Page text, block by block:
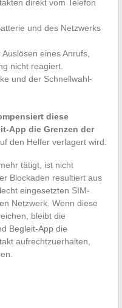
direkt vom Telefon
und des Netzwerks
eines Anrufs,
nicht reagiert.
und der Schnellwahl-
diese
App die Grenzen der
den Helfer verlagert wird.
tätigt, ist nicht
Blockaden resultiert aus
eingesetzten SIM-
Netzwerk. Wenn diese
bleibt die
Begleit-App die
aufrechtzuerhalten,